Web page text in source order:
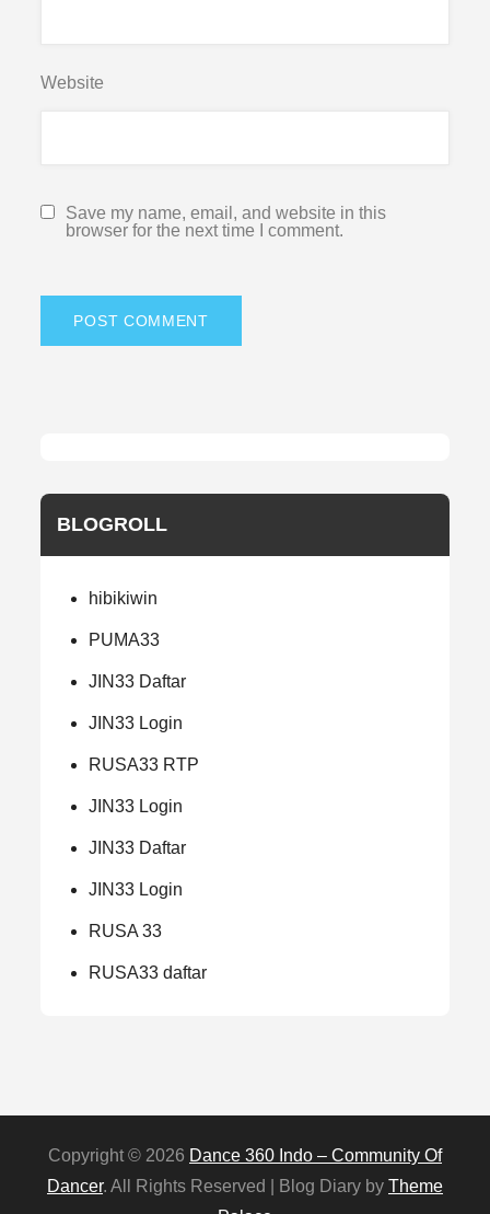
Website
Save my name, email, and website in this
browser for the next time I comment.
BLOGROLL
hibikiwin
PUMA33
JIN33 Daftar
JIN33 Login
RUSA33 RTP
JIN33 Login
JIN33 Daftar
JIN33 Login
RUSA 33
RUSA33 daftar
Copyright © 2026 Dance 360 Indo – Community Of
Dancer. All Rights Reserved | Blog Diary by Theme